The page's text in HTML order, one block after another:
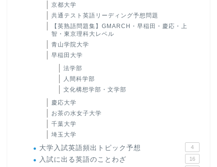
京都大学
共通テスト英語リーディング予想問題
【英熟語問題集】GMARCH・早稲田・慶応・上
智・東京理科大レベル
青山学院大学
早稲田大学
法学部
人間科学部
文化構想学部・文学部
慶応大学
お茶の水女子大学
千葉大学
埼玉大学
大学入試英語頻出トピック予想 4
入試に出る英語のことわざ 16